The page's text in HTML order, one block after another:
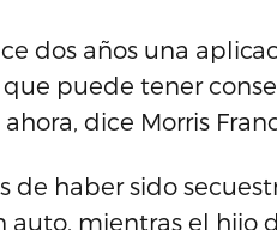
dos años una
puede tener
dice Morris
de haber sido
auto, mientras el hijo